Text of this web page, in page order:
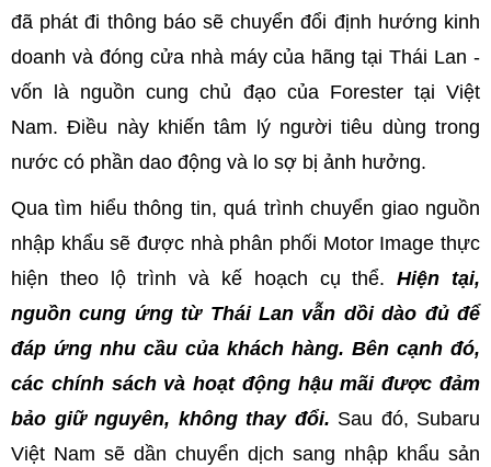
đã phát đi thông báo sẽ chuyển đổi định hướng kinh
doanh và đóng cửa nhà máy của hãng tại Thái Lan -
vốn là nguồn cung chủ đạo của Forester tại Việt
Nam. Điều này khiến tâm lý người tiêu dùng trong
nước có phần dao động và lo sợ bị ảnh hưởng.
Qua tìm hiểu thông tin, quá trình chuyển giao nguồn
nhập khẩu sẽ được nhà phân phối Motor Image thực
hiện theo lộ trình và kế hoạch cụ thể.Hiện tại,
nguồn cung ứng từ Thái Lan vẫn dồi dào đủ để
đáp ứng nhu cầu của khách hàng. Bên cạnh đó,
các chính sách và hoạt động hậu mãi được đảm
bảo giữ nguyên, không thay đổi. Sau đó, Subaru
Việt Nam sẽ dần chuyển dịch sang nhập khẩu sản